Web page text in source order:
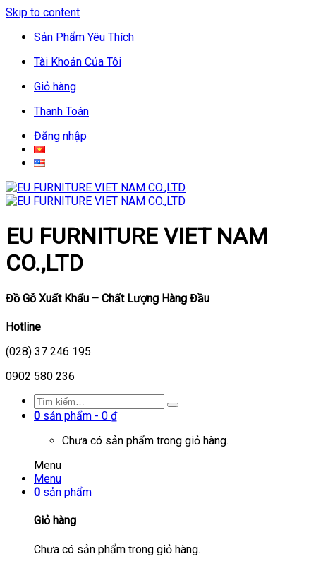
Skip to content
Sản Phẩm Yêu Thích
Tài Khoản Của Tôi
Giỏ hàng
Thanh Toán
Đăng nhập
EU FURNITURE VIET NAM
CO.,LTD
Đồ Gỗ Xuất Khẩu – Chất Lượng Hàng Đầu
Hotline
(028) 37 246 195
0902 580 236
0 sản phẩm - 0 ₫
Chưa có sản phẩm trong giỏ hàng.
Menu
Menu
0 sản phẩm
Giỏ hàng
Chưa có sản phẩm trong giỏ hàng.